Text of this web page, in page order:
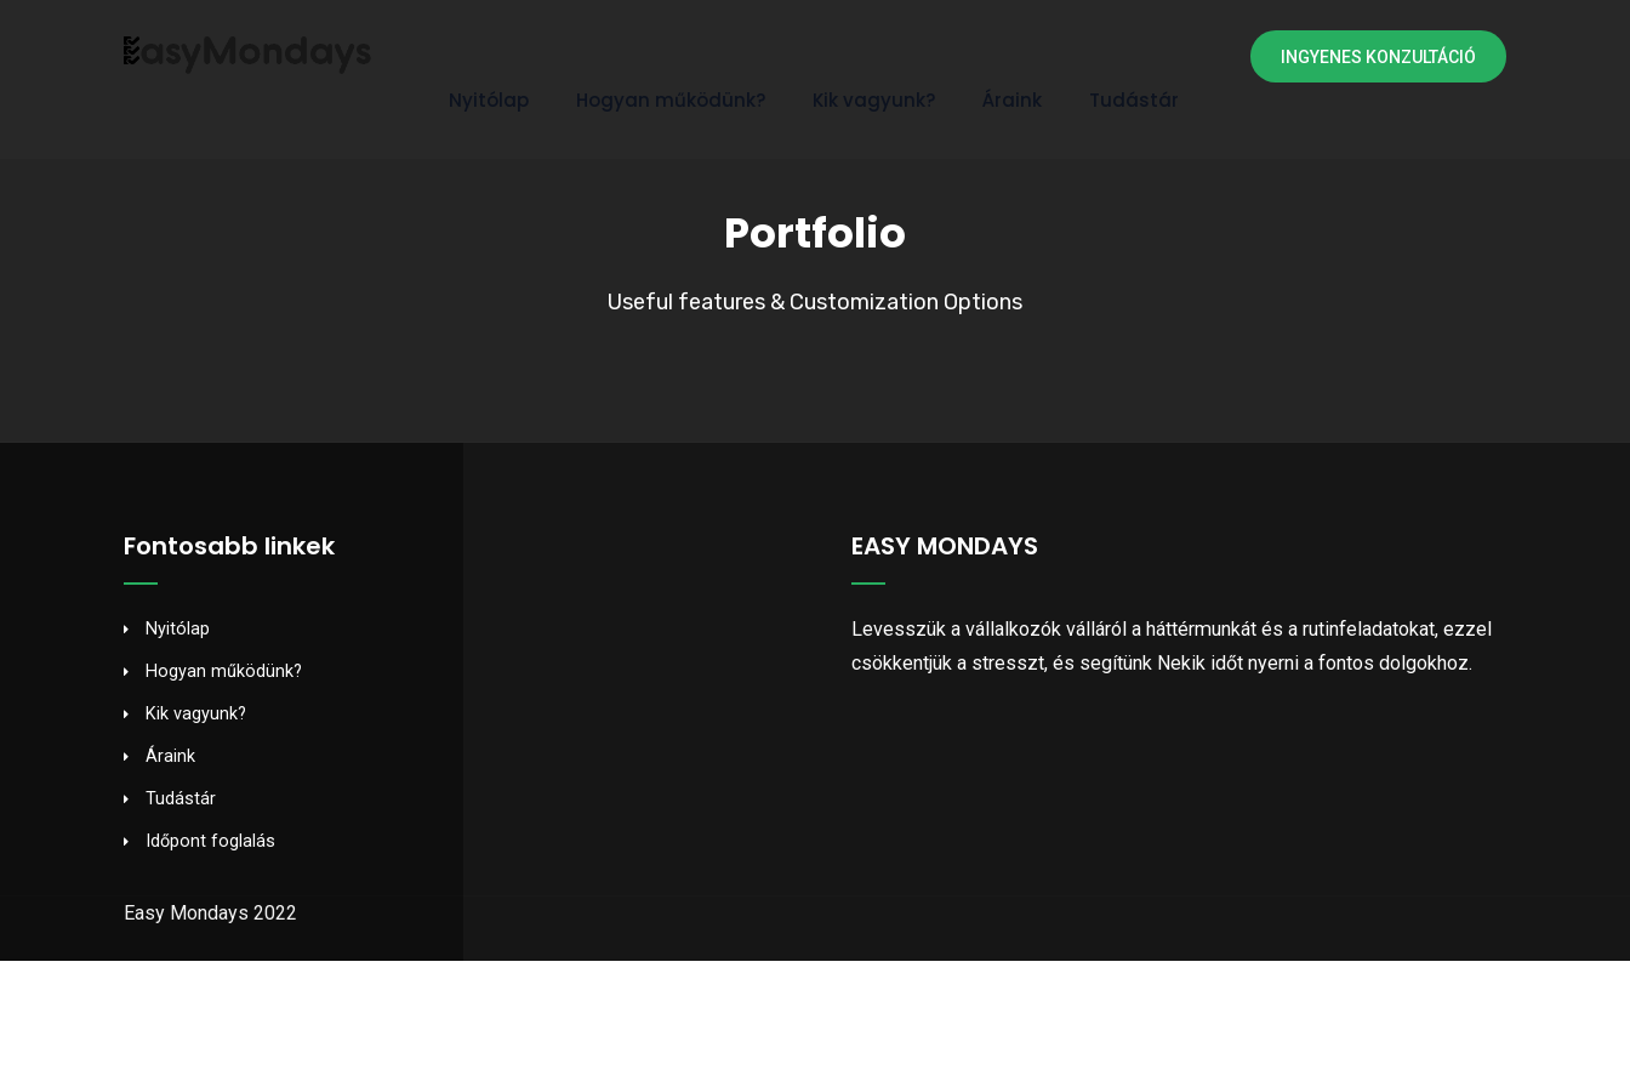
INGYENES KONZULTÁCIÓ
Nyitólap Hogyan működünk? Kik vagyunk? Áraink Tudástár
Portfolio
Useful features & Customization Options
Fontosabb linkek
Nyitólap
Hogyan működünk?
Kik vagyunk?
Áraink
Tudástár
Időpont foglalás
EASY MONDAYS
Levesszük a vállalkozók válláról a háttérmunkát és a rutinfeladatokat, ezzel
csökkentjük a stresszt, és segítünk Nekik időt nyerni a fontos dolgokhoz.
Easy Mondays 2022